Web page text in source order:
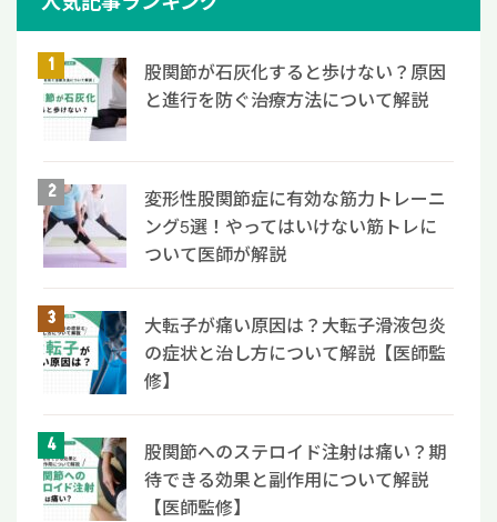
股関節が石灰化すると歩けない？原因
と進行を防ぐ治療方法について解説
変形性股関節症に有効な筋力トレーニ
ング5選！やってはいけない筋トレに
ついて医師が解説
大転子が痛い原因は？大転子滑液包炎
の症状と治し方について解説【医師監
修】
股関節へのステロイド注射は痛い？期
待できる効果と副作用について解説
【医師監修】